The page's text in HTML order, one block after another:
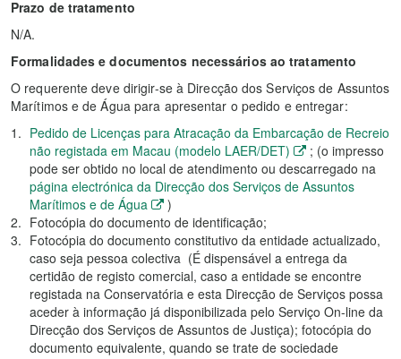
Prazo de tratamento
N/A.
Formalidades e documentos necessários ao tratamento
O requerente deve dirigir-se à Direcção dos Serviços de Assuntos
Marítimos e de Água para apresentar o pedido e entregar:
Pedido de Licenças para Atracação da Embarcação de Recreio
não registada em Macau (modelo LAER/DET)
; (o impresso
pode ser obtido no local de atendimento ou descarregado na
página electrónica da Direcção dos Serviços de Assuntos
Marítimos e de Água
)
Fotocópia do documento de identificação;
Fotocópia do documento constitutivo da entidade actualizado,
caso seja pessoa colectiva (É dispensável a entrega da
certidão de registo comercial, caso a entidade se encontre
registada na Conservatória e esta Direcção de Serviços possa
aceder à informação já disponibilizada pelo Serviço On-line da
Direcção dos Serviços de Assuntos de Justiça); fotocópia do
documento equivalente, quando se trate de sociedade